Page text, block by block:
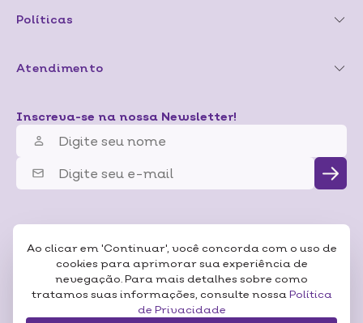
Ao clicar em 'Continuar', você concorda com o uso de
cookies para aprimorar sua experiência de
nevegação. Para mais detalhes sobre como
tratamos suas informações, consulte nossa Política
de Privacidade
Políticas
Atendimento
Inscreva-se na nossa Newsletter!